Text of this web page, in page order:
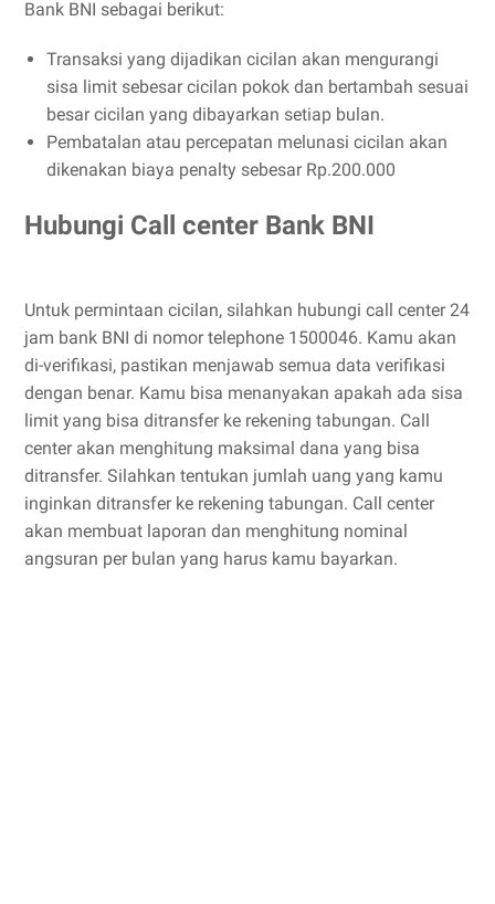
Bank BNI sebagai berikut:
Transaksi yang dijadikan cicilan akan mengurangi
sisa limit sebesar cicilan pokok dan bertambah sesuai
besar cicilan yang dibayarkan setiap bulan.
Pembatalan atau percepatan melunasi cicilan akan
dikenakan biaya penalty sebesar Rp.200.000
Hubungi Call center Bank BNI
Untuk permintaan cicilan, silahkan hubungi call center 24
jam bank BNI di nomor telephone 1500046. Kamu akan
di-verifikasi, pastikan menjawab semua data verifikasi
dengan benar. Kamu bisa menanyakan apakah ada sisa
limit yang bisa ditransfer ke rekening tabungan. Call
center akan menghitung maksimal dana yang bisa
ditransfer. Silahkan tentukan jumlah uang yang kamu
inginkan ditransfer ke rekening tabungan. Call center
akan membuat laporan dan menghitung nominal
angsuran per bulan yang harus kamu bayarkan.